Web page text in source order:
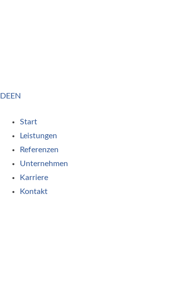
DEEN
Start
Leistungen
Referenzen
Unternehmen
Karriere
Kontakt